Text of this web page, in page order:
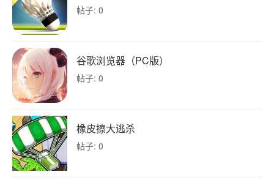
帖子: 0
谷歌浏览器（PC版）
帖子: 0
橡皮擦大逃杀
帖子: 0